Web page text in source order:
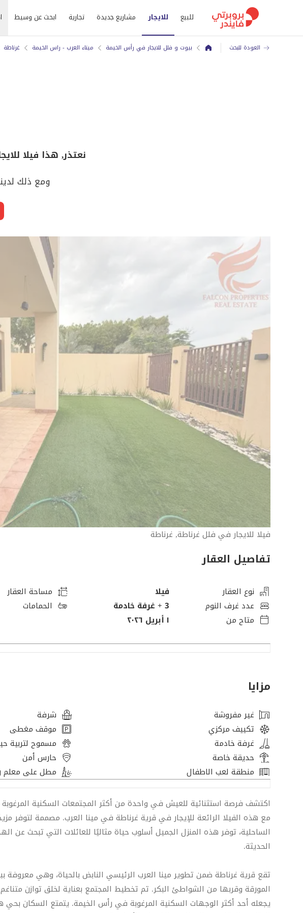
للبيع للايجار مشاريع جديدة تجارية ابحث عن وسيط
العودة للبحث بيوت و فلل للايجار في رأس الخيمة ميناء العرب - راس الخيمة غرناطة
نعتذر, هذا فيلا
ومع ذلك
فيلا للايجار في فلل غرناطة, غرناطة
تفاصيل العقار
نوع العقار فيلا مساحة العقار
عدد غرف النوم
3 + غرفة خادمة الحمامات
متاح من
١ أبريل ٢٠٢٦
مزايا
غير مفروشة
شرفة
تكييف مركزي
موقف مغطى
غرفة خادمة
مسموح لتربية
حديقة خاصة
حارس أمن
منطقة لعب الاطفال
مطل على معلم
اكتشف فرصة استثنائية للعيش في واحدة من أكثر المجتمعات السكنية
مع هذه الفيلا الرائعة للإيجار في قرية غرناطة في مينا العرب. مصممة لتوفر
الساحلية، توفر هذه المنزل الجميل أسلوب حياة مثاليًا للعائلات التي تبحث عن
الحديثة.
تقع قرية غرناطة ضمن تطوير مينا العرب الرئيسي النابض بالحياة، وهي معروفة
المورقة وقربها من الشواطئ البكر. تم تخطيط المجتمع بعناية لخلق توازن
يجعله أحد أكثر الوجهات السكنية المرغوبة في رأس الخيمة. يتمتع السكان